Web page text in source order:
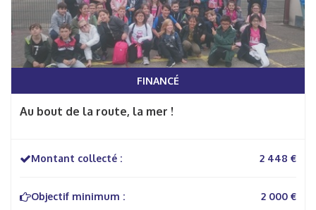
FINANCÉ
Au bout de la route, la mer !
Montant collecté : 2 448 €
Objectif minimum :
2 000 €